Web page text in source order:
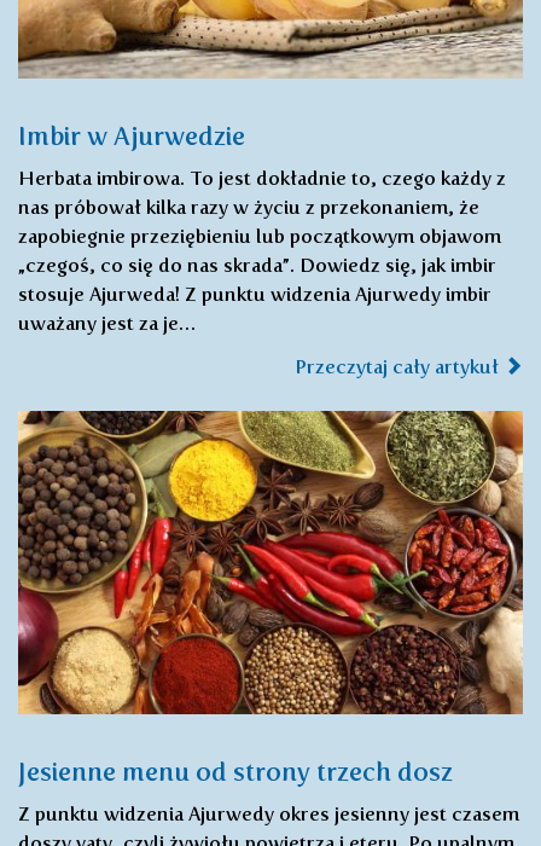
Imbir w Ajurwedzie
Herbata imbirowa. To jest dokładnie to, czego każdy z
nas próbował kilka razy w życiu z przekonaniem, że
zapobiegnie przeziębieniu lub początkowym objawom
„czegoś, co się do nas skrada”. Dowiedz się, jak imbir
stosuje Ajurweda! Z punktu widzenia Ajurwedy imbir
uważany jest za je…
Przeczytaj cały artykuł
Jesienne menu od strony trzech dosz
Z punktu widzenia Ajurwedy okres jesienny jest czasem